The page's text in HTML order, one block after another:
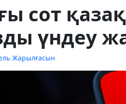
сот
үндеу
Жарылғасын